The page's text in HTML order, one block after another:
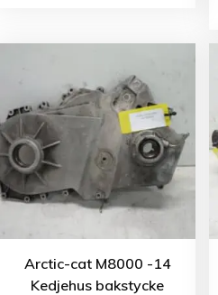
Arctic-cat M8000 -14
Kedjehus bakstycke